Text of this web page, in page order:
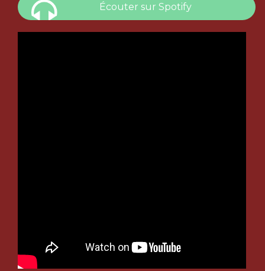
Écouter sur Spotify